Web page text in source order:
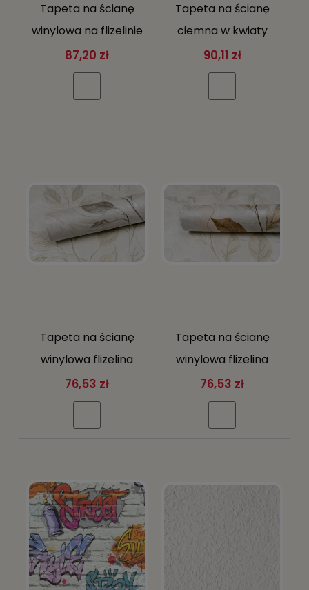
Tapeta na ścianę
winylowa na flizelinie
tynk ozdobny
drapany ze złotym
brok
87,20 zł
Tapeta na ścianę
ciemna w kwiaty
RETRO czarne tło na
flizelinie
90,11 zł
Tapeta na ścianę
winylowa flizelina
liście brokat beżowo
kremowa
76,53 zł
Tapeta na ścianę
winylowa flizelina
gałązki liście beż
krem brąz
76,53 zł